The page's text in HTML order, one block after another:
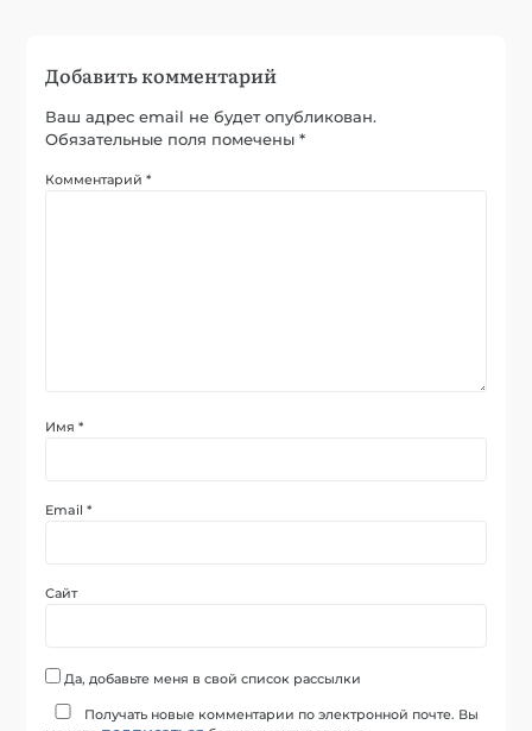
Добавить комментарий
Ваш адрес email не будет опубликован.
Обязательные поля помечены*
Комментарий*
Имя*
Email*
Сайт
Да, добавьте меня в свой список рассылки
Получать новые комментарии по электронной почте. Вы